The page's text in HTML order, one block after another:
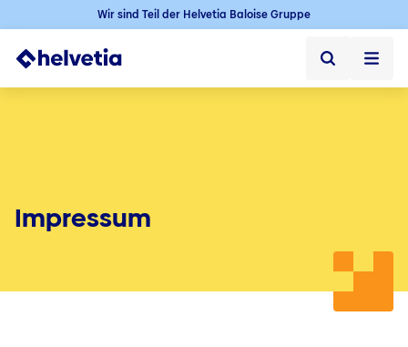
Wir sind Teil der Helvetia Baloise Gruppe
Über uns
Impressum